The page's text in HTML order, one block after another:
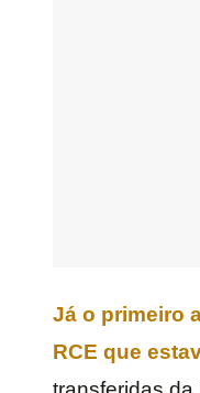
Já o primeiro
RCE que